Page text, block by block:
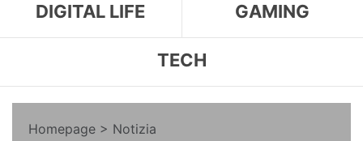
DIGITAL LIFE GAMING
TECH
Homepage > Notizia